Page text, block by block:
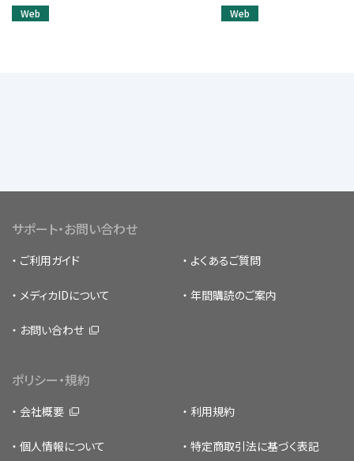
Web Web
サポート・お問い合わせ
ご利用ガイド よくあるご質問
メディカIDについて 年間購読のご案内
お問い合わせ
ポリシー・規約
会社概要 利用規約
個人情報について 特定商取引法に基づく表記